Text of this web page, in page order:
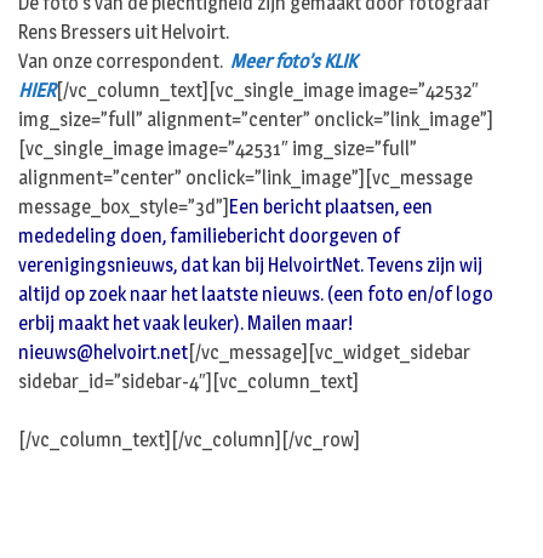
Rens Bressers uit Helvoirt.
Van onze correspondent. Meer foto’s KLIK
HIER[/vc_column_text][vc_single_image image=”42532″
img_size=”full” alignment=”center” onclick=”link_image”]
[vc_single_image image=”42531″ img_size=”full”
alignment=”center” onclick=”link_image”][vc_message
message_box_style=”3d”] Een bericht plaatsen, een
mededeling doen, familiebericht doorgeven of
verenigingsnieuws, dat kan bij HelvoirtNet. Tevens zijn wij
altijd op zoek naar het laatste nieuws. (een foto en/of logo
erbij maakt het vaak leuker). Mailen maar!
nieuws@helvoirt.net[/vc_message][vc_widget_sidebar
sidebar_id=”sidebar-4″][vc_column_text]
[/vc_column_text][/vc_column][/vc_row]